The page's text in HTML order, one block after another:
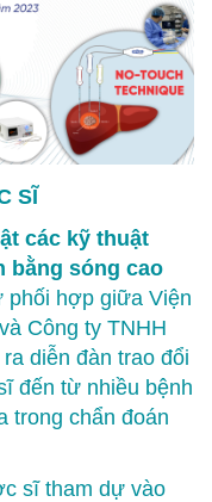
SĨ
các kỹ thuật
bằng sóng cao
hợp giữa Viện
Công ty TNHH
diễn đàn trao đổi
đến từ nhiều bệnh
trong chẩn đoán
sĩ tham dự vào